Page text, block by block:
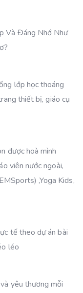
Và Đáng Nhớ Như
lớp học thoáng
thiết bị, giáo cụ
được hoà mình
viên nước ngoài,
,Yoga Kids,
tế theo dự án bài
léo
yêu thương mỗi